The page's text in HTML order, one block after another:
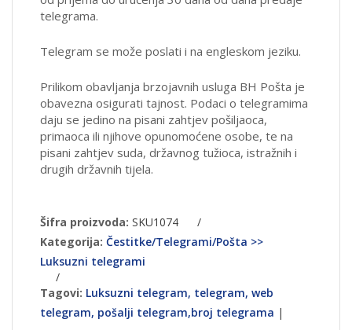
telegrama.
Telegram se može poslati i na engleskom jeziku.
Prilikom obavljanja brzojavnih usluga BH Pošta je
obavezna osigurati tajnost. Podaci o telegramima
daju se jedino na pisani zahtjev pošiljaoca,
primaoca ili njihove opunomoćene osobe, te na
pisani zahtjev suda, državnog tužioca, istražnih i
drugih državnih tijela.
Šifra proizvoda: SKU1074
/
Kategorija: Čestitke/Telegrami/Pošta >>
Luksuzni telegrami
/
Tagovi: Luksuzni telegram, telegram, web
telegram, pošalji telegram,broj telegrama |